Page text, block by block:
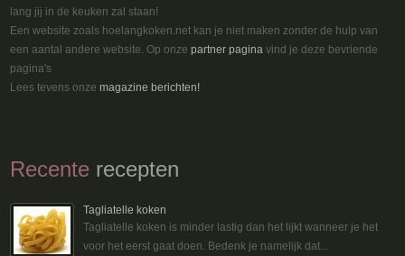
lang jij in de keuken zal staan!
Een website zoals hoelangkoken.net kan je niet maken zonder de hulp van
een aantal andere website. Op onzepartner pagina vind je deze bevriende
pagina's
Lees tevens onzemagazine berichten!
Recente recepten
Tagliatelle koken
Tagliatelle koken is minder lastig dan het lijkt wanneer je het
voor het eerst gaat doen. Bedenk je namelijk dat...